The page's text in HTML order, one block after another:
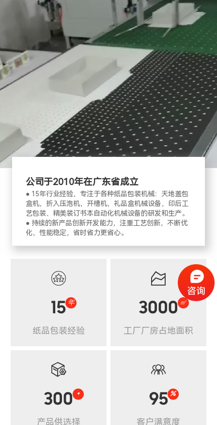
公司于2010年在广东省成立
● 15年行业经验，专注于各种纸品包装机械：天地盖包
盒机，折入压泡机，开槽机，礼品盒机械设备，印后工
艺包装、精美装订书本自动化机械设备的研发和生产。
● 持续的新产品创新开发能力，注重工艺创新，不断优
化，性能稳定，省时省力更省心。

15 年
纸品包装经验

3000 ㎡
工厂厂房占地面积

300 +
产品供选择

95 %
客户满意度